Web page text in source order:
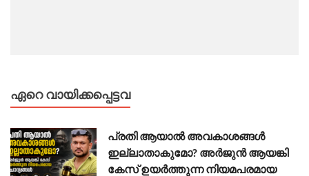
ഏറെ വായിക്കപ്പെട്ടവ
പ്രതി ആയാൽ അവകാശങ്ങൾ
ഇല്ലാതാകുമോ? അർജുൻ ആയങ്കി
കേസ് ഉയർത്തുന്ന നിയമപരമായ